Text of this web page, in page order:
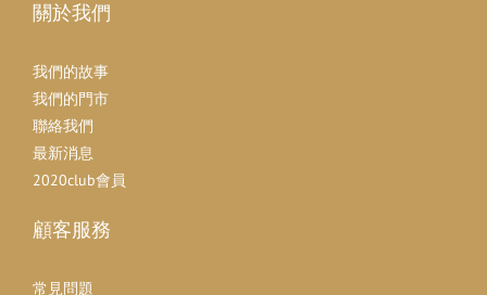
關於我們
我們的故事
我們的門市
聯絡我們
最新消息
2020club會員
顧客服務
常見問題